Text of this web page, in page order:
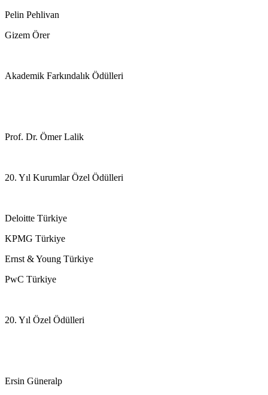
Pelin Pehlivan
Gizem Örer
Akademik Farkındalık Ödülleri
Prof. Dr. Ömer Lalik
20. Yıl Kurumlar Özel Ödülleri
Deloitte Türkiye
KPMG Türkiye
Ernst & Young Türkiye
PwC Türkiye
20. Yıl Özel Ödülleri
Ersin Güneralp